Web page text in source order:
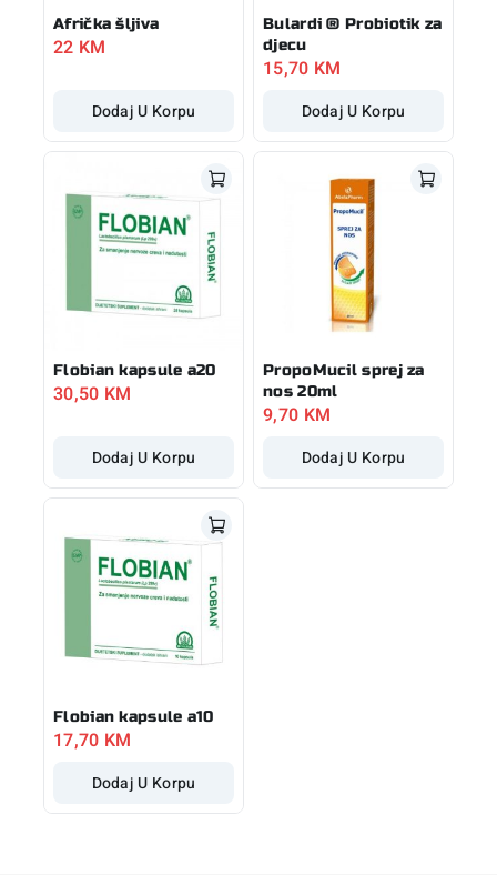
Afrička šljiva
22 KM
Dodaj U Korpu
Bulardi ® Probiotik za
djecu
15,70 KM
Dodaj U Korpu
Flobian kapsule a20
30,50 KM
Dodaj U Korpu
PropoMucil sprej za
nos 20ml
9,70 KM
Dodaj U Korpu
Flobian kapsule a10
17,70 KM
Dodaj U Korpu